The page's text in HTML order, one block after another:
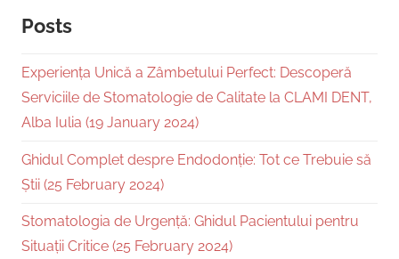
Posts
Experiența Unică a Zâmbetului Perfect: Descoperă
Serviciile de Stomatologie de Calitate la CLAMI DENT,
Alba Iulia (19 January 2024)
Ghidul Complet despre Endodonție: Tot ce Trebuie să
Știi (25 February 2024)
Stomatologia de Urgență: Ghidul Pacientului pentru
Situații Critice (25 February 2024)